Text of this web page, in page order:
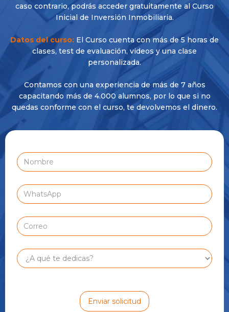
caso contrario, podrás acceder gratuitamente al Curso
Inicial de Inversión Inmobiliaria.
Datos del curso: El Curso cuenta con más de 5 horas de
clases, test de evaluación, videos y una clase
personalizada.
Contamos con una experiencia de más de 7 años
capacitando más de 4.000 alumnos, por lo que si no
quedas conforme con el curso, te devolvemos el dinero.